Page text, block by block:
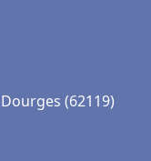
(62119)